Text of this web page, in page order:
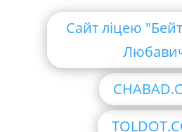
Сайт ліцею